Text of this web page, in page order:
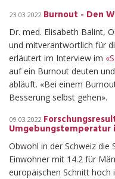
23.03.2022Burnout - Den
Dr. med. Elisabeth Balint,
und mitverantwortlich für
erläutert im Interview im
auf ein Burnout deuten
abläuft. «Bei einem
Besserung selbst gehen».
09.03.2022
Umgebungstemperatur
Obwohl in der Schweiz die
Einwohner mit 14.2 für
europäischen Schnitt